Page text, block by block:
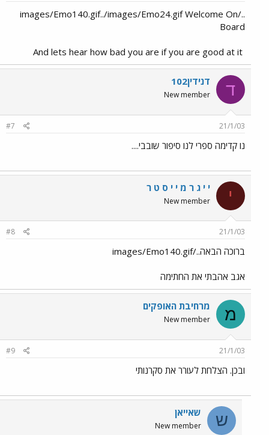
../images/Emo140.gif../images/Emo24.gif Welcome On
Board
ד דנידין102
New member
21/1/03
#7
נו קדימה ספרי לנו סיפור שובבי....
י י י ג ר מ י י ס ט ר
New member
21/1/03
#8
ברוכה הבאה../images/Emo140.gif
אגב אהבתי את החתימה
מ מרחיבת האופקים
New member
21/1/03
#9
ובכן. הצלחת לעורר את סקרנותי
ש שאייאן
New member